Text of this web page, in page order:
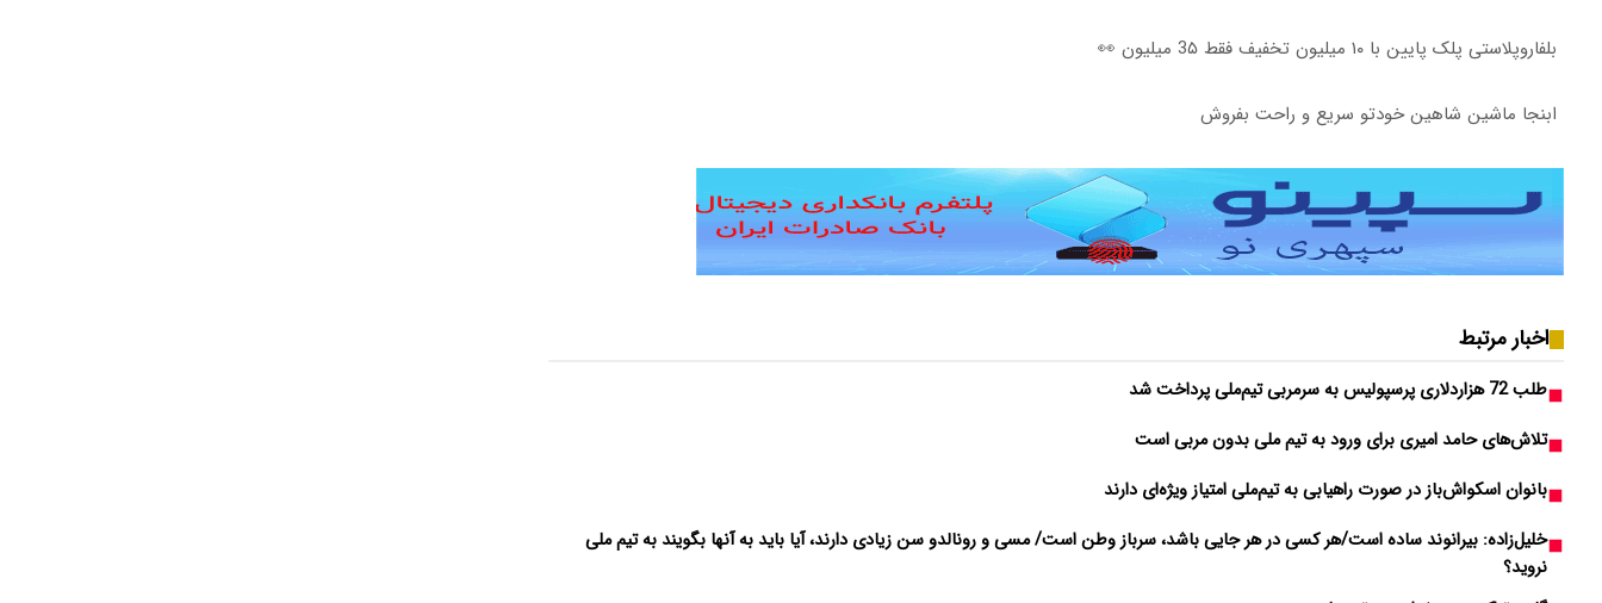
بلفاروپلاستی پلک پایین با ۱۰ میلیون تخفیف فقط 3۵ میلیون 👀
ابنجا ماشین شاهین خودتو سریع و راحت بفروش
اخبار مرتبط
طلب 72 هزاردلاری پرسپولیس به سرمربی تیم‌ملی پرداخت شد
تلاش‌های حامد امیری برای ورود به تیم ملی بدون مربی است
بانوان اسکواش‌باز در صورت راهیابی به تیم‌ملی امتیاز ویژه‌ای دارند
خلیل‌زاده: بیرانوند ساده است/هر کسی در هر جایی باشد، سرباز وطن است/ مسی و رونالدو سن زیادی دارند، آیا باید به آنها بگویند به تیم ملی
نروید؟